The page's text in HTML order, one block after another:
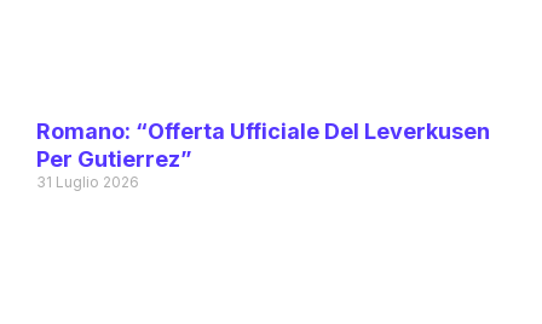
Romano: “Offerta Ufficiale Del Leverkusen
Per Gutierrez”
31 Luglio 2026